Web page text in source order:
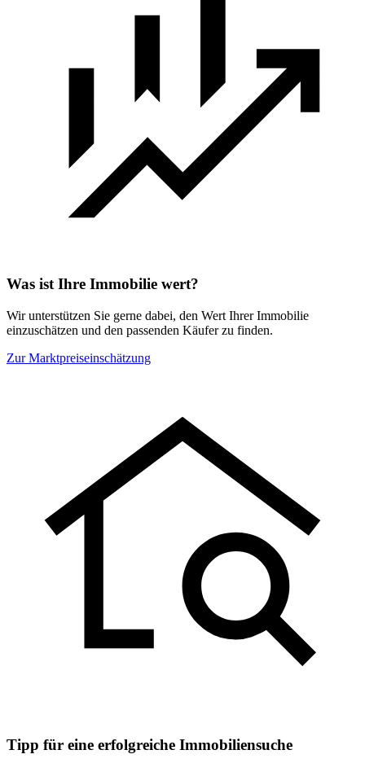
Was ist Ihre Immobilie wert?
Wir unterstützen Sie gerne dabei, den Wert Ihrer Immobilie
einzuschätzen und den passenden Käufer zu finden.
Zur Marktpreiseinschätzung
Tipp für eine erfolgreiche Immobiliensuche